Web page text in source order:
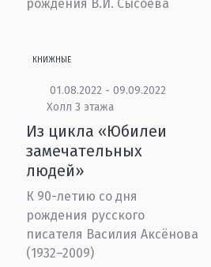
рождения В.И. Сысоева
КНИЖНЫЕ
01.08.2022 - 09.09.2022
Холл 3 этажа
Из цикла «Юбилеи
замечательных
людей»
К 90-летию со дня
рождения русского
писателя Василия Аксёнова
(1932–2009)